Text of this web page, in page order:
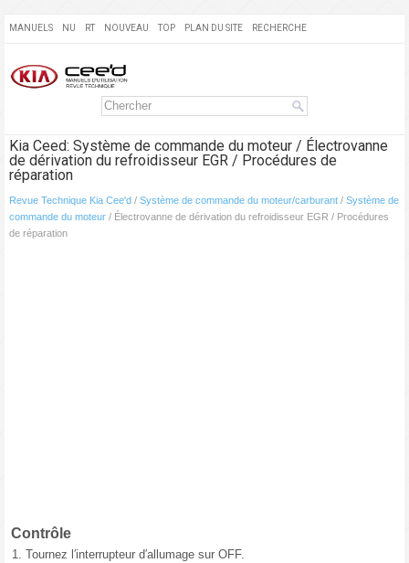
MANUELS NU RT NOUVEAU TOP PLAN DU SITE RECHERCHE
Kia Ceed: Système de commande du moteur / Électrovanne
de dérivation du refroidisseur EGR / Procédures de
réparation
Revue Technique Kia Cee'd / Système de commande du moteur/carburant / Système de
commande du moteur / Électrovanne de dérivation du refroidisseur EGR / Procédures
de réparation
Contrôle
1. Tournez l′interrupteur d′allumage sur OFF.